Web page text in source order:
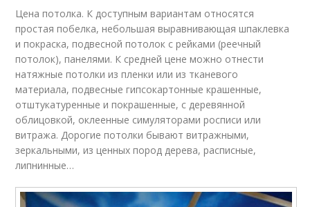
Цена потолка. К доступным вариантам относятся
простая побелка, небольшая выравнивающая шпаклевка
и покраска, подвесной потолок с рейками (реечный
потолок), панелями. К средней цене можно отнести
натяжные потолки из пленки или из тканевого
материала, подвесные гипсокартонные крашенные,
отштукатуренные и покрашенные, с деревянной
облицовкой, оклеенные симуляторами росписи или
витража. Дорогие потолки бывают витражными,
зеркальными, из ценных пород дерева, расписные,
липнинные…